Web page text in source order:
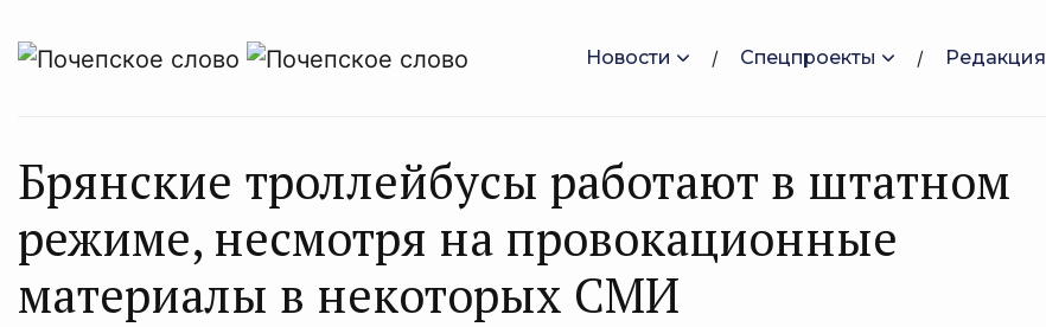
Новости Спецпроекты Редакция
Брянские троллейбусы работают в штатном
режиме, несмотря на провокационные
материалы в некоторых СМИ